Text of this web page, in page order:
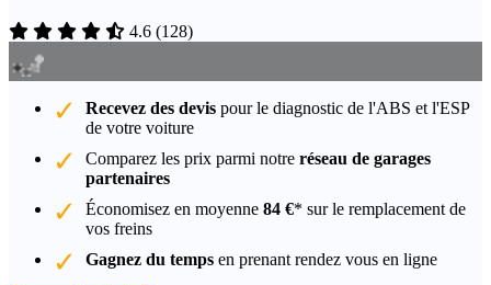
4.6 (128)
Recevez des devis pour le diagnostic de l'ABS et l'ESP
de votre voiture
Comparez les prix parmi notre réseau de garages
partenaires
Économisez en moyenne 84 €* sur le remplacement de
vos freins
Gagnez du temps en prenant rendez vous en ligne